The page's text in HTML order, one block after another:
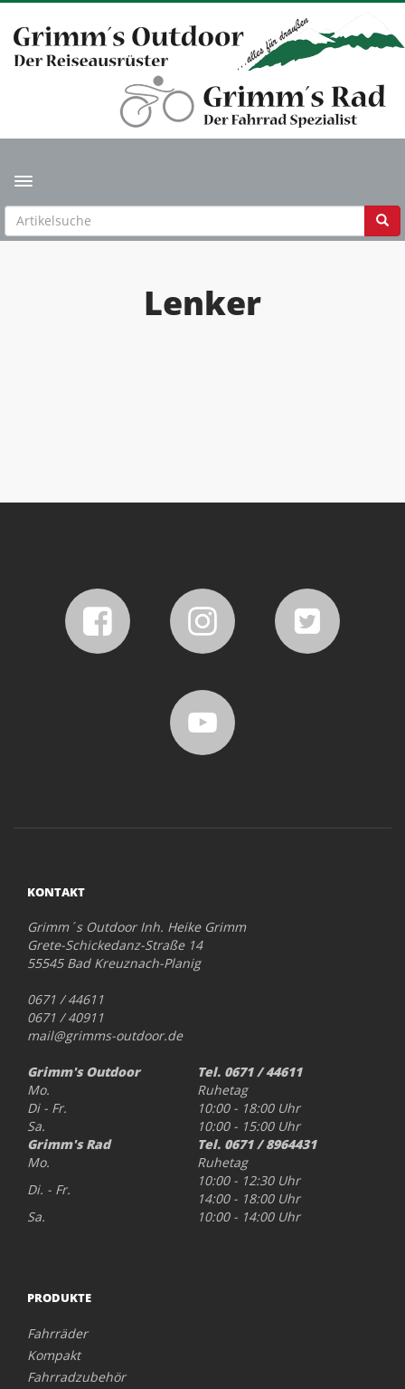
Toggle navigation
Lenker
KONTAKT
Grimm´s Outdoor Inh. Heike Grimm
Grete-Schickedanz-Straße 14
55545 Bad Kreuznach-Planig
0671 / 44611
0671 / 40911
mail@grimms-outdoor.de
Grimm's Outdoor
Tel. 0671 / 44611
Mo.
Ruhetag
Di - Fr.
10:00 - 18:00 Uhr
Sa.
10:00 - 15:00 Uhr
Grimm's Rad
Tel. 0671 / 8964431
Mo.
Ruhetag
Di. - Fr.
10:00 - 12:30 Uhr
14:00 - 18:00 Uhr
Sa.
10:00 - 14:00 Uhr
PRODUKTE
Fahrräder
Kompakt
Fahrradzubehör